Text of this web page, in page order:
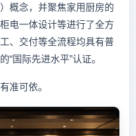
概念，并聚焦家用厨房的
电一体设计等进行了全方
、交付等全流程均具有普
“国际先进水平”认证。
准可依。